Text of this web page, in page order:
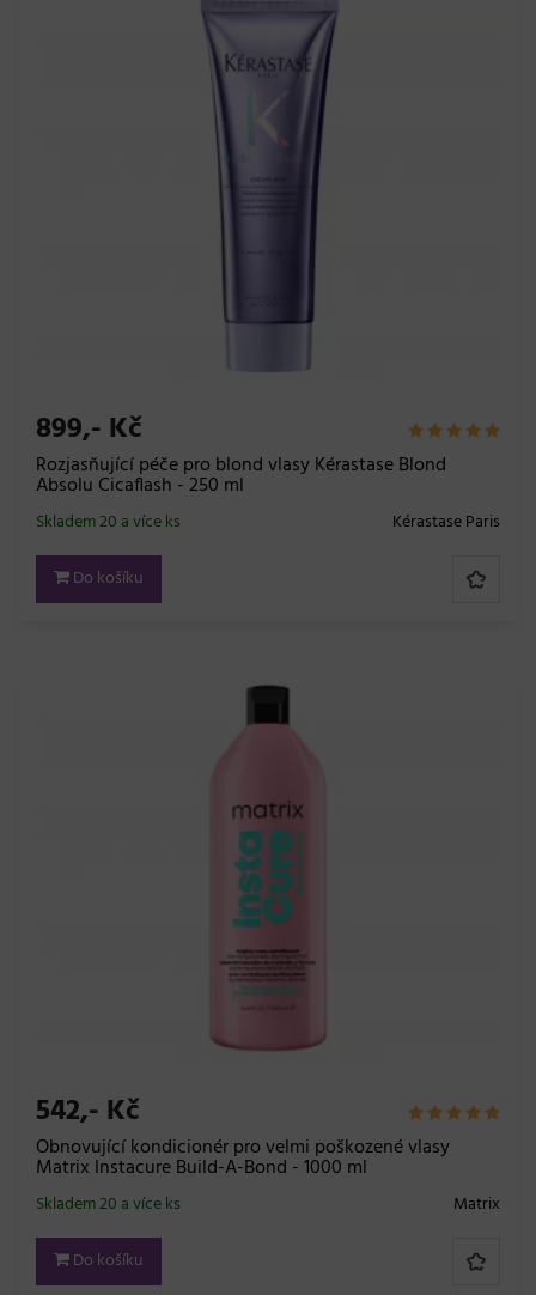
899,- Kč
Rozjasňující péče pro blond vlasy Kérastase Blond
Absolu Cicaflash - 250 ml
Kérastase Paris
Skladem 20 a více ks
Do košíku
542,- Kč
Obnovující kondicionér pro velmi poškozené vlasy
Matrix Instacure Build-A-Bond - 1000 ml
Matrix
Skladem 20 a více ks
Do košíku